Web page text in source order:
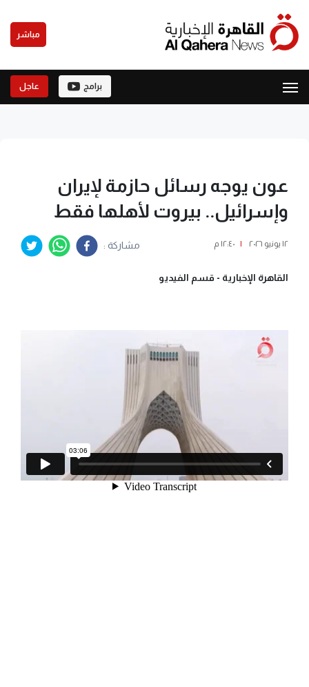
مباشر
برامج عاجل
عون يوجه رسائل حازمة لإيران
وإسرائيل.. بيروت لأهلها فقط
١٢ يونيو ٢٠٢٦ | ١٢:٤٠ م مشاركة :
القاهرة الإخبارية - قسم الفيديو